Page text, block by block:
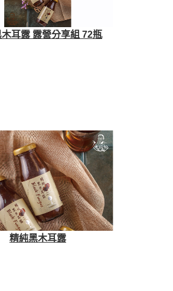
耳露 露營分享組 72瓶
精純黑木耳露